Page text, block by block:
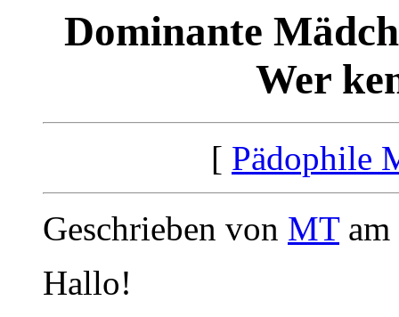
Dominante
Wer
[ Pädophile
Geschrieben von MTam
Hallo!